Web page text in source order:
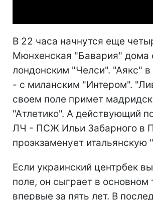
В 22 часа начнутся еще
Мюнхенская "Бавария" дома
лондонским "Челси". "Аякс"
- с миланским "Интером".
своем поле примет
"Атлетико". А действующий
ЛЧ - ПСЖ Ильи Забарного в
проэкзаменует итальянскую
Если украинский центрбек
поле, он сыграет в
впервые за пять лет. В